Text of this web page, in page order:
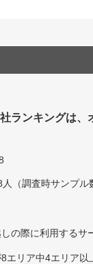
ランキングは、
人（調査時サンプル
の際に利用するサ
リア中4エリア以